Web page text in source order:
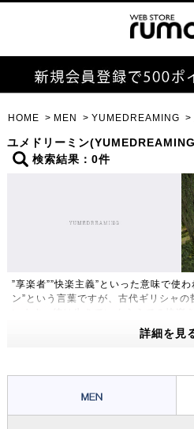
HOME MEN YUMEDREAMING
ユメドリーミン
検索結果：0件
”享楽者””快楽主義”といった意味で使
ン”という言葉ですが、古代ギリシャ
いたのが、小さな庭、そこに植えられ
3～4人の友人たち。それさえあれば、
詳細を見